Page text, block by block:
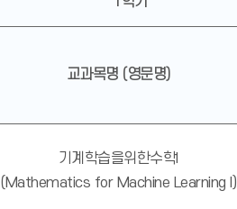
교과목명 (영문명)
기계학습을위한수학I
(Mathematics for Machine Learning I)